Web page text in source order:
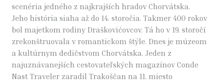
scenéria jedného z najkrajších hradov Chorvátska.
Jeho história siaha až do 14. storočia. Takmer 400 rokov
bol majetkom rodiny Draškovićovcov. Tá ho v 19. storočí
zrekonštruovala v romantickom štýle. Dnes je múzeom
a kultúrnym dedičstvom Chorvátska. Jeden z
najuznávanejších cestovateľských magazínov Conde
Nast Traveler zaradil Trakoščan na 11. miesto